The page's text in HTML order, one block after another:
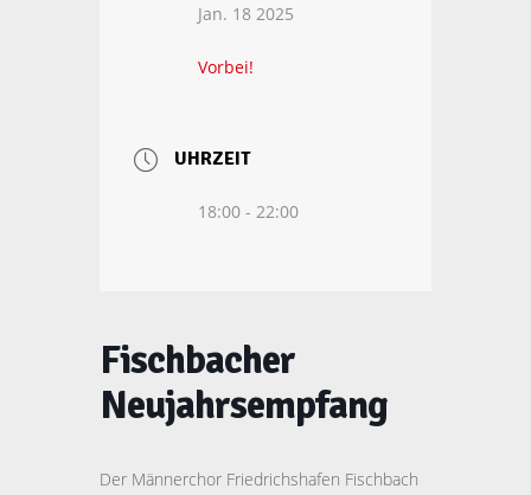
Jan. 18 2025
Vorbei!
UHRZEIT
18:00 - 22:00
Fischbacher
Neujahrsempfang
Der Männerchor Friedrichshafen Fischbach